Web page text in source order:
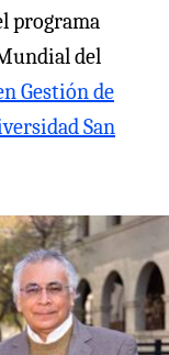
programa
del
Gestión de
San